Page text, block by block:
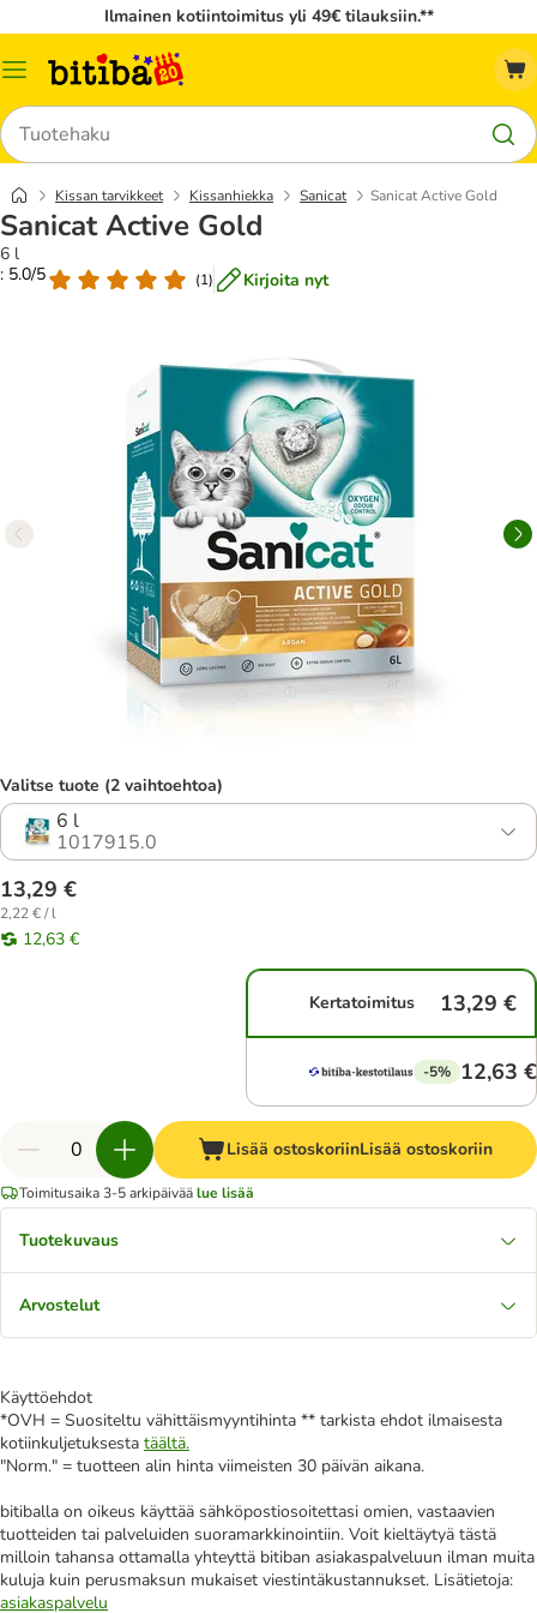
Ilmainen kotiintoimitus yli 49€ tilauksiin.**
Katalogivalikko
Hae
Kissan tarvikkeet Kissanhiekka Sanicat Sanicat Active Gold
Sanicat Active Gold
6 l
: 5.0/5
(1) Kirjoita nyt
Valitse tuote (2 vaihtoehtoa)
6 l
1017915.0
13,29 €
2,22 € / l
12,63 €
Kertatoimitus 13,29 €
-5% 12,63 €
Lisää ostoskoriinLisää ostoskoriin
Toimitusaika 3-5 arkipäiväälue lisää
Tuotekuvaus
Arvostelut
Käyttöehdot
*OVH = Suositeltu vähittäismyyntihinta ** tarkista ehdot ilmaisesta
kotiinkuljetuksesta täältä.
"Norm." = tuotteen alin hinta viimeisten 30 päivän aikana.
bitiballa on oikeus käyttää sähköpostiosoitettasi omien, vastaavien
tuotteiden tai palveluiden suoramarkkinointiin. Voit kieltäytyä tästä
milloin tahansa ottamalla yhteyttä bitiban asiakaspalveluun ilman muita
kuluja kuin perusmaksun mukaiset viestintäkustannukset. Lisätietoja:
asiakaspalvelu